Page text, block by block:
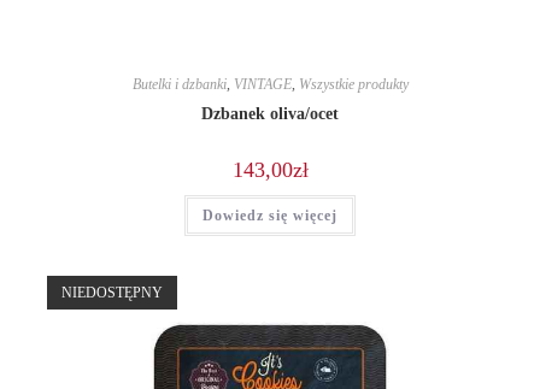
Butelki i dzbanki, VINTAGE, Wszystkie produkty
Dzbanek oliva/ocet
143,00zł
Dowiedz się więcej
NIEDOSTĘPNY